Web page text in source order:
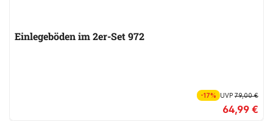
Einlegeböden im 2er-Set 972
-17% UVP79,00 €
64,99 €